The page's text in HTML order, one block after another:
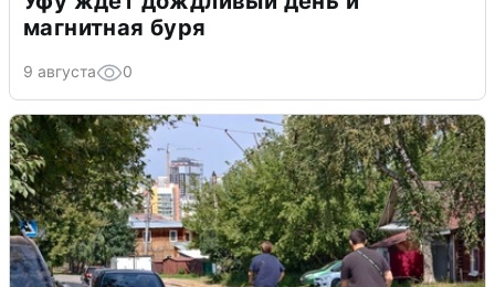
магнитная буря
9 августа 0